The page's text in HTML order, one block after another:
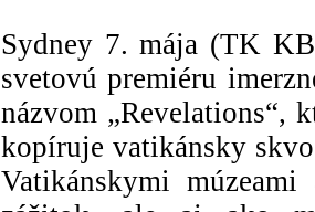
Sydney 7. mája (TK
svetovú premiéru
názvom „Revelations“,
kopíruje vatikánsky
Vatikánskymi